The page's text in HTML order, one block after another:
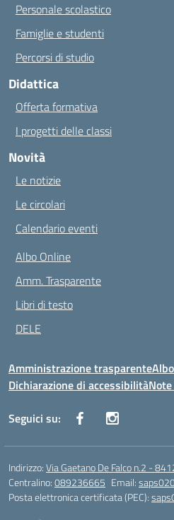
Personale scolastico
Famiglie e studenti
Percorsi di studio
Didattica
Offerta formativa
I progetti delle classi
Novità
Le notizie
Le circolari
Calendario eventi
Albo Online
Amm. Trasparente
Libri di testo
DELE
Amministrazione trasparente
Dichiarazione di accessibilità
Seguici su:
Indirizzo:Via Gaetano De Falco n.2 -
Centralino:089236665 Email:
Posta elettronica certificata (PEC):